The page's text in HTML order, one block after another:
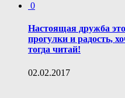
0
Настоящая дружба
прогулки и радость,
тогда читай!
02.02.2017